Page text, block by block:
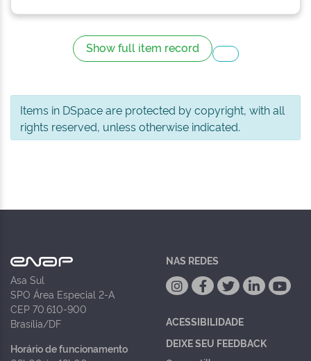
Show full item record
Items in DSpace are protected by copyright, with all
rights reserved, unless otherwise indicated.
Asa Sul
SPO Área Especial 2-A
CEP 70.610-900
Brasília/DF
Horário de funcionamento
NAS REDES
ACESSIBILIDADE
DEIXE SEU FEEDBACK